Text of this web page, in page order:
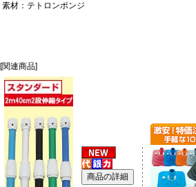
素材：テトロンポンジ
[関連商品]